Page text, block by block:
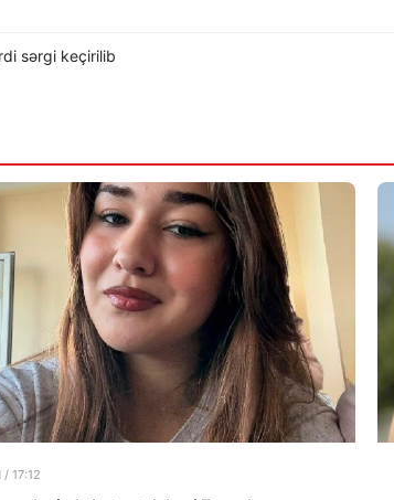
sərgi keçirilib
/ 17:12